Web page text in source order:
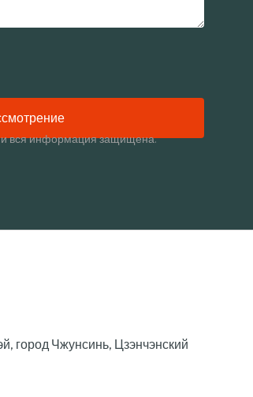
вся информация защищена.
город Чжунсинь, Цзэнчэнский